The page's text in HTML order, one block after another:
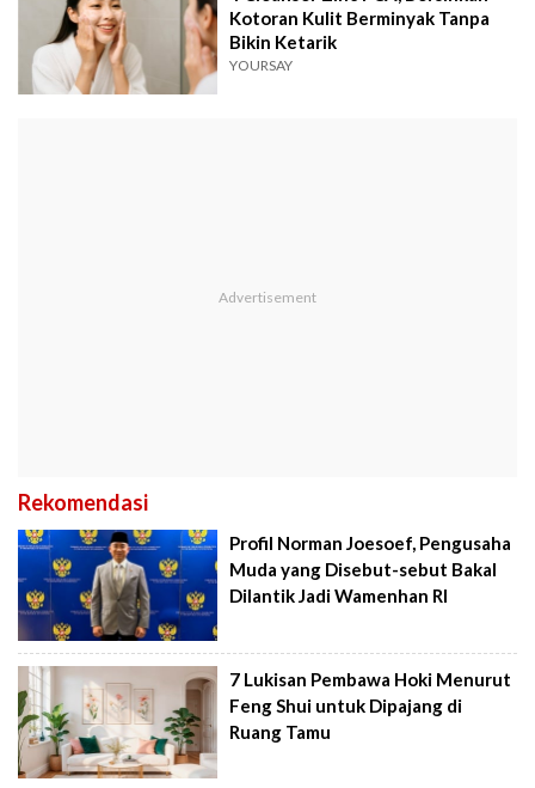
Kotoran Kulit Berminyak Tanpa
Bikin Ketarik
YOURSAY
Rekomendasi
Profil Norman Joesoef, Pengusaha
Muda yang Disebut-sebut Bakal
Dilantik Jadi Wamenhan RI
7 Lukisan Pembawa Hoki Menurut
Feng Shui untuk Dipajang di
Ruang Tamu